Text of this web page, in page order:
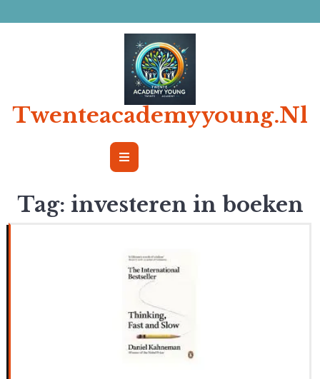
naar
Twenteacademyyoung.nl
Open
Tag: investeren in boeken